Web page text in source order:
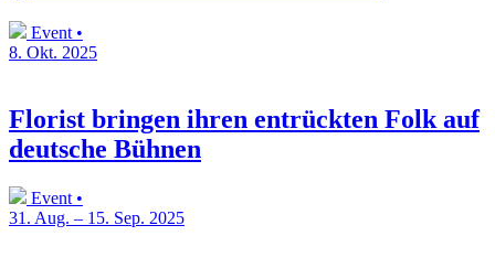
Event •
8. Okt. 2025
Florist bringen ihren entrückten Folk auf
deutsche Bühnen
Event •
31. Aug. – 15. Sep. 2025